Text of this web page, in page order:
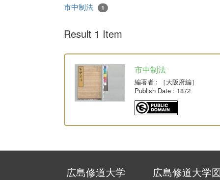
市中制法 1
Result 1 Item
市中制法
編著者 : ［大阪府編］
Publish Date : 1872
広島修道大学 広島修道大学